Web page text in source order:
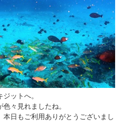
ットへ。
々見れましたね。
本日もご利用ありがとうございまし